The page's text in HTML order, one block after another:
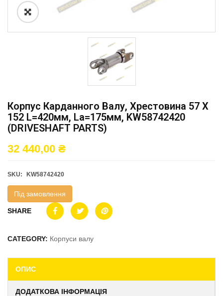
Корпус Карданного Валу, Хрестовина 57 X
152 L=420мм, La=175мм, KW58742420
(DRIVESHAFT PARTS)
32 440,00 ₴
SKU: KW58742420
Під замовлення
SHARE
CATEGORY: Корпуси валу
ОПИС
ДОДАТКОВА ІНФОРМАЦІЯ